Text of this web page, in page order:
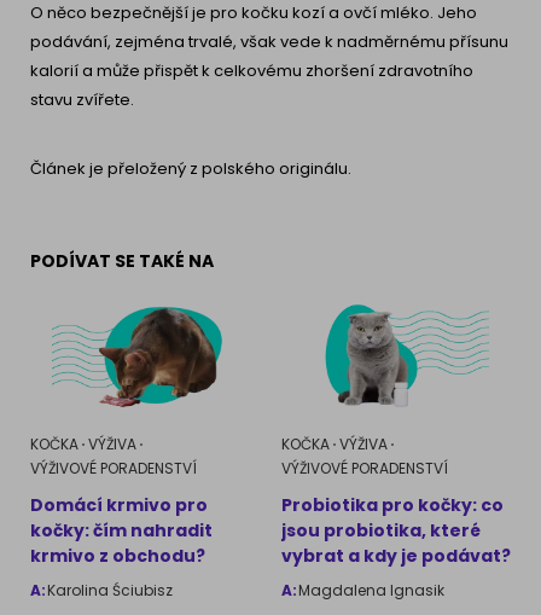
O něco bezpečnější je pro kočku kozí a ovčí mléko. Jeho
podávání, zejména trvalé, však vede k nadměrnému přísunu
kalorií a může přispět k celkovému zhoršení zdravotního
stavu zvířete.
Článek je přeložený z polského originálu.
PODÍVAT SE TAKÉ NA
KOČKA VÝŽIVA
VÝŽIVOVÉ PORADENSTVÍ
Domácí krmivo pro
kočky: čím nahradit
krmivo z obchodu?
A:Karolina Ściubisz
KOČKA VÝŽIVA
VÝŽIVOVÉ PORADENSTVÍ
Probiotika pro kočky: co
jsou probiotika, které
vybrat a kdy je podávat?
A:Magdalena Ignasik